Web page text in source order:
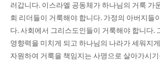
러갑니다. 이스라엘 공동체가 하나님의 거룩 가
회 리더들이 거룩해야 합니다. 가정의 아버지들
다. 사회에서 그리스도인들이 거룩해야 합니다.
영향력을 미치게 되고 하나님의 나라가 세워지
자원하여 거룩을 책임지는 사명으로 살아가시